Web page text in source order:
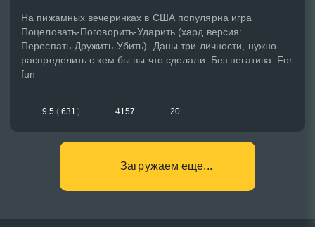
На пижамных вечеринках в США популярна игра
Поцеловать-Поговорить-Ударить (хард версия:
Переспать-Дружить-Убить). Даны три личности, нужно
распределить с кем бы вы что сделали. Без негатива. For
fun
9.5 ( 631 ) 4157 20
Загружаем еще...